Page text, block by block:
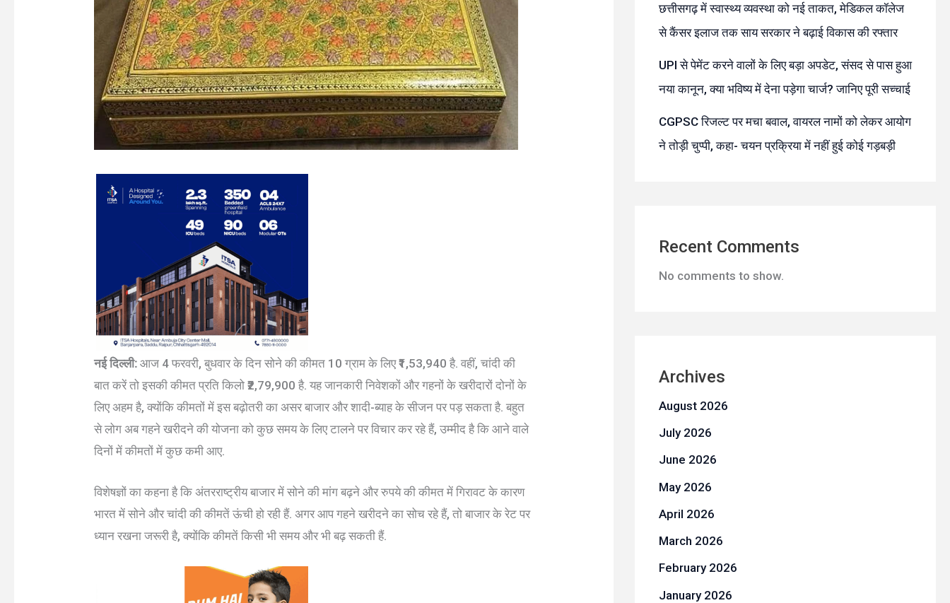
नई दिल्ली:आज 4 फरवरी, बुधवार के दिन सोने की कीमत 10 ग्राम के लिए ₹1,53,940 है. वहीं, चांदी की
बात करें तो इसकी कीमत प्रति किलो ₹2,79,900 है. यह जानकारी निवेशकों और गहनों के खरीदारों दोनों के
लिए अहम है, क्योंकि कीमतों में इस बढ़ोतरी का असर बाजार और शादी-ब्याह के सीजन पर पड़ सकता है. बहुत
से लोग अब गहने खरीदने की योजना को कुछ समय के लिए टालने पर विचार कर रहे हैं, उम्मीद है कि आने वाले
दिनों में कीमतों में कुछ कमी आए.
विशेषज्ञों का कहना है कि अंतरराष्ट्रीय बाजार में सोने की मांग बढ़ने और रुपये की कीमत में गिरावट के कारण
भारत में सोने और चांदी की कीमतें ऊंची हो रही हैं. अगर आप गहने खरीदने का सोच रहे हैं, तो बाजार के रेट पर
ध्यान रखना जरूरी है, क्योंकि कीमतें किसी भी समय और भी बढ़ सकती हैं.
छत्तीसगढ़ में स्वास्थ्य व्यवस्था को नई ताकत, मेडिकल कॉलेज
से कैंसर इलाज तक साय सरकार ने बढ़ाई विकास की रफ्तार
UPI से पेमेंट करने वालों के लिए बड़ा अपडेट, संसद से पास हुआ
नया कानून, क्या भविष्य में देना पड़ेगा चार्ज? जानिए पूरी सच्चाई
CGPSC रिजल्ट पर मचा बवाल, वायरल नामों को लेकर आयोग
ने तोड़ी चुप्पी, कहा- चयन प्रक्रिया में नहीं हुई कोई गड़बड़ी
Recent Comments
No comments to show.
Archives
August 2026
July 2026
June 2026
May 2026
April 2026
March 2026
February 2026
January 2026